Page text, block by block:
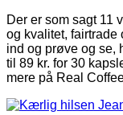
Der er som sagt 11
og kvalitet, fairtrade
ind og prøve og se,
til 89 kr. for 30
mere på Real